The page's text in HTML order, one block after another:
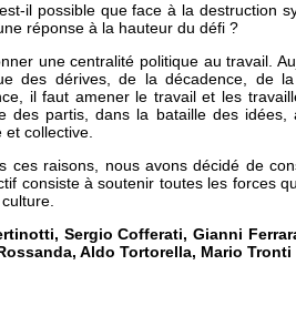
il possible que face à la destruction
réponse à la hauteur du défi ?
une centralité politique au travail.
des dérives, de la décadence, de
il faut amener le travail et les
des partis, dans la bataille des
et collective.
ces raisons, nous avons décidé de
consiste à soutenir toutes les forces
Sergio Cofferati, Gianni
Aldo Tortorella, Mario Tronti